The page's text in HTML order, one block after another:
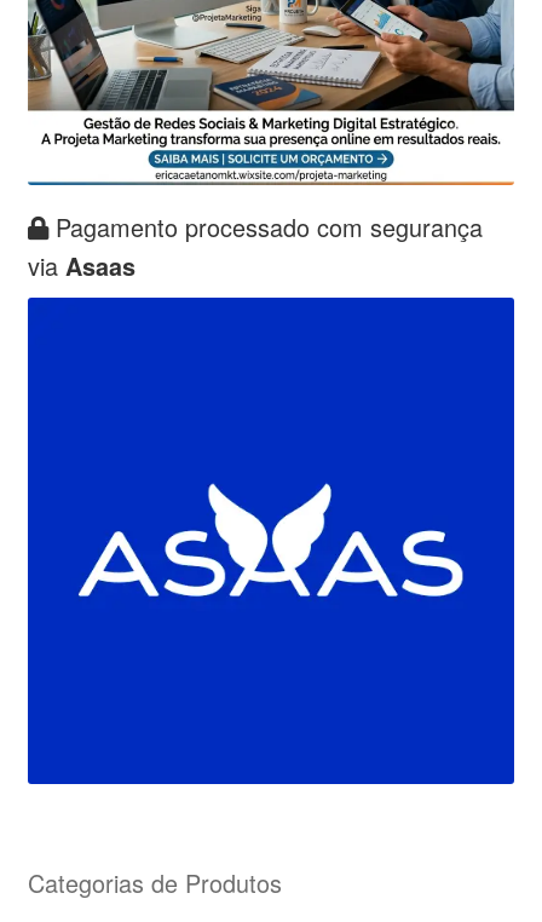
Pagamento processado com segurança
via Asaas
Categorias de Produtos